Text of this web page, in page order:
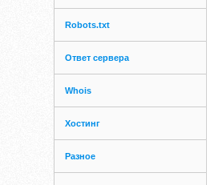
Robots.txt
Ответ сервера
Whois
Хостинг
Разное